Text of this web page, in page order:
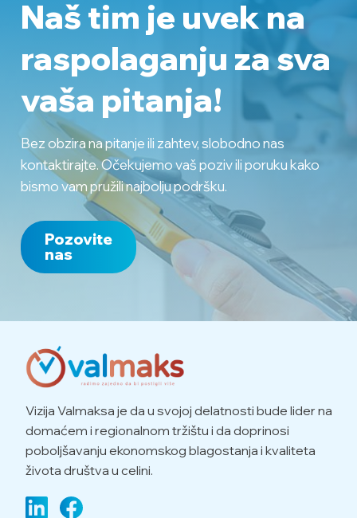
CRSL64
Fan coil parapetni
Carsima CRSL 64
(Hladjenje 7250 W)
CRSL74
Fan coil parapetni
Carsima CRSL 74
(Hladjenje 7920 W)
Naš tim je uvek na
raspolaganju za sva
vaša pitanja!
Bez obzira na pitanje ili zahtev, slobodno nas
kontaktirajte. Očekujemo vaš poziv ili poruku kako
bismo vam pružili najbolju podršku.
Pozovite
nas
Vizija Valmaksa je da u svojoj delatnosti bude lider na
domaćem i regionalnom tržištu i da doprinosi
poboljšavanju ekonomskog blagostanja i kvaliteta
života društva u celini.